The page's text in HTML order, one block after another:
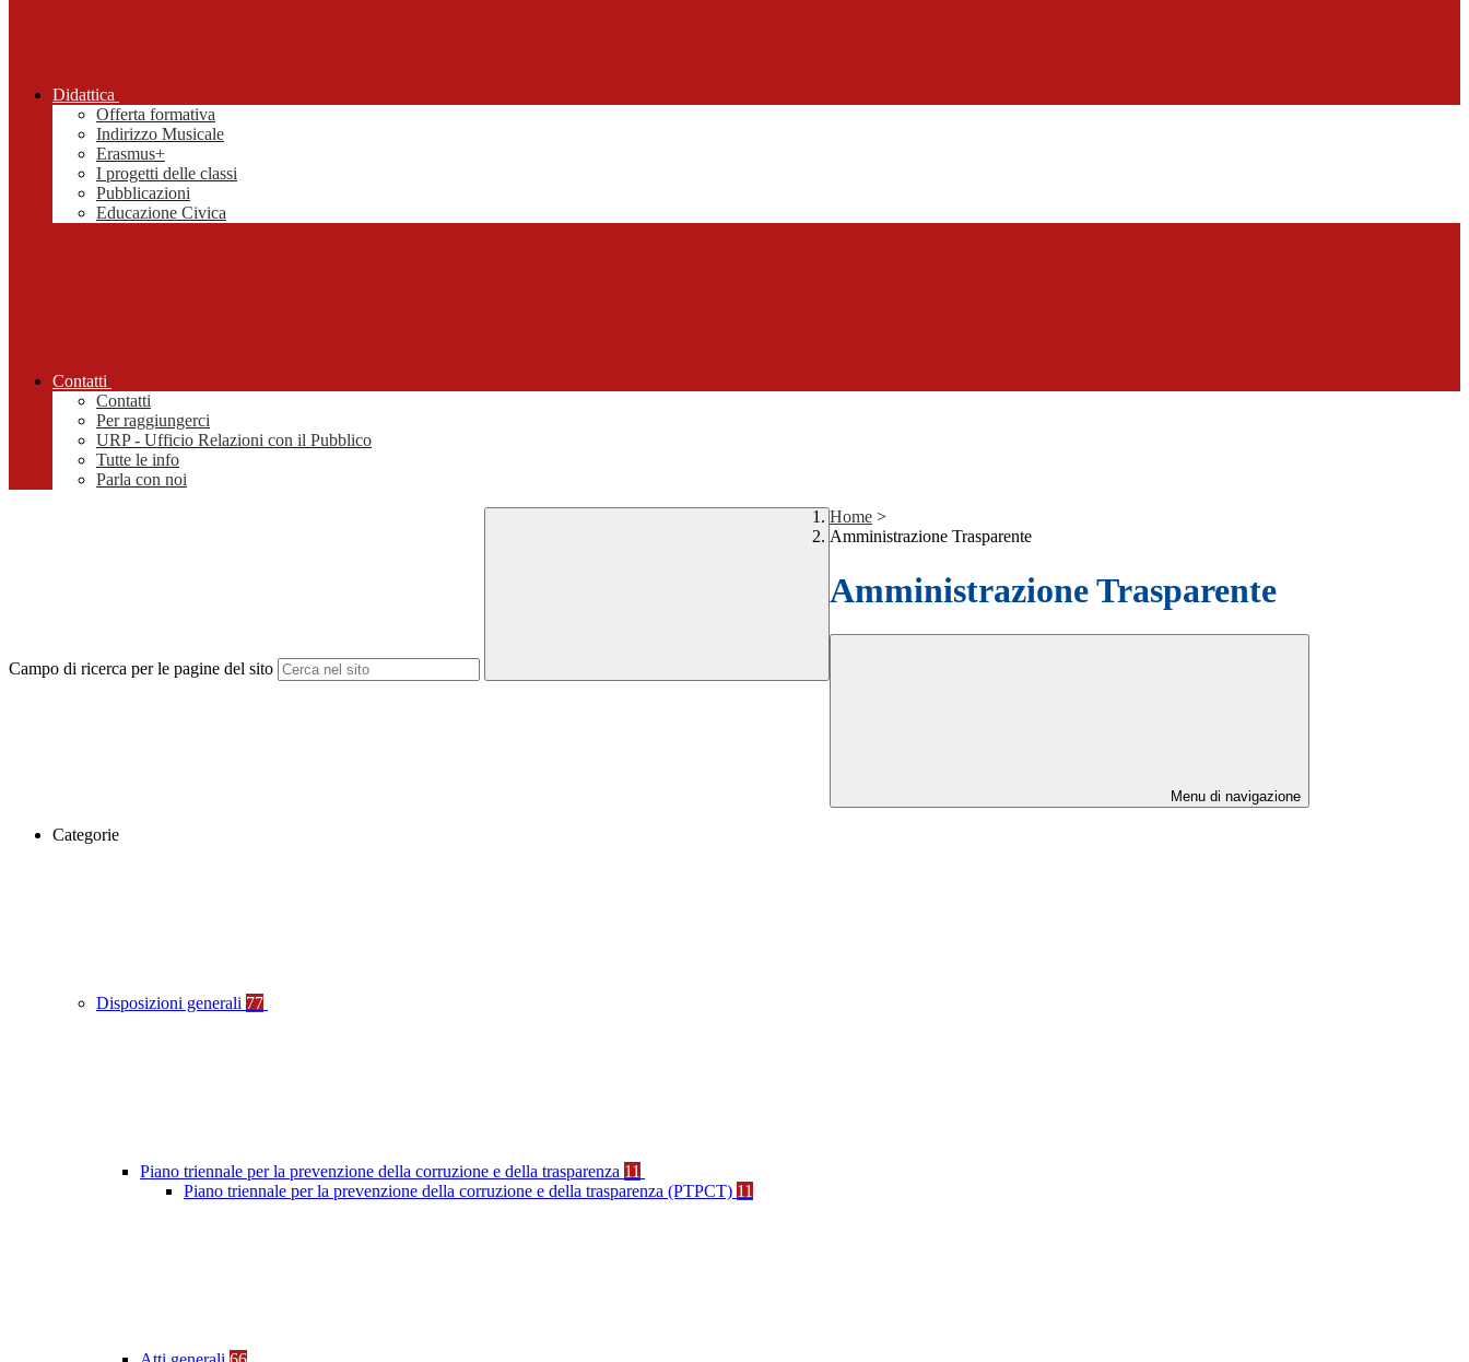
Didattica
Offerta formativa
Indirizzo Musicale
Erasmus+
I progetti delle classi
Pubblicazioni
Educazione Civica
Contatti
Contatti
Per raggiungerci
URP - Ufficio Relazioni con il Pubblico
Tutte le info
Parla con noi
Campo di ricerca per le pagine del sito
Home >
Amministrazione Trasparente
Amministrazione Trasparente
Menu di navigazione
Categorie
Disposizioni generali 77
Piano triennale per la prevenzione della corruzione e della trasparenza 11
Piano triennale per la prevenzione della corruzione e della trasparenza (PTPCT) 11